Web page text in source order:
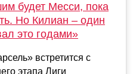
будет Месси, пока
Но Килиан – один
это годами»
встретится с
этапа Лиги